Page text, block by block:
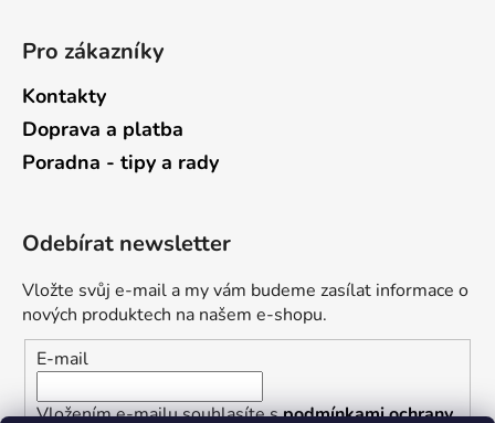
Pro zákazníky
Kontakty
Doprava a platba
Poradna - tipy a rady
Odebírat newsletter
Vložte svůj e-mail a my vám budeme zasílat informace o
nových produktech na našem e-shopu.
E-mail
Vložením e-mailu souhlasíte spodmínkami ochrany